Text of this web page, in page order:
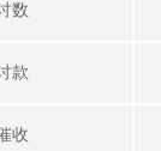
数
款
收